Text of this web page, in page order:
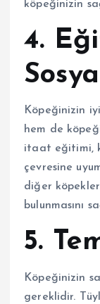
köpeğinizin
4.
Köpeğinizin
hem de
itaat eğitimi,
çevresine
diğer
bulunmasını
5.
Köpeğinizin
gereklidir.